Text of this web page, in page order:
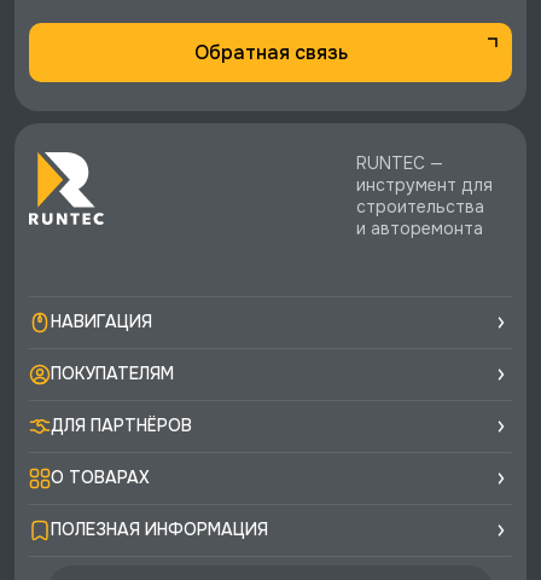
Обратная связь
RUNTEC —
инструмент для
строительства
и авторемонта
НАВИГАЦИЯ
ПОКУПАТЕЛЯМ
ДЛЯ ПАРТНЁРОВ
О ТОВАРАХ
ПОЛЕЗНАЯ ИНФОРМАЦИЯ